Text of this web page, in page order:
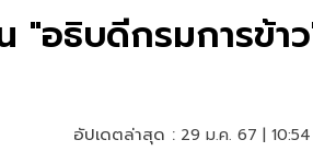
"อธิบดีกรมการข้า
อัปเดตล่าสุด : 29 ม.ค. 67 |